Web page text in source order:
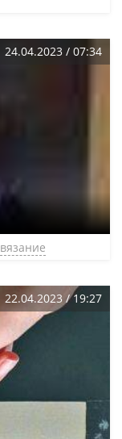
24.04.2023 / 07:34
вязание
22.04.2023 / 19:27